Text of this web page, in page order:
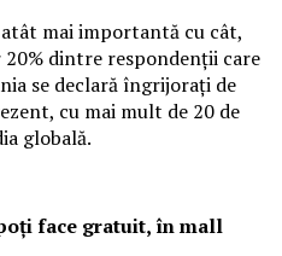
mai importantă cu cât,
dintre respondenții care
se declară îngrijorați de
cu mai mult de 20 de
globală.
face gratuit, în mall